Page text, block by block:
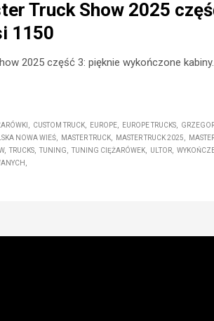
Truck Show 2025
1150
2025 część 3: pięknie wykończone
CUSTOM TRUCK EUROPE EUROPE TRUCKS
NOWA WIEŚ MASTER TRUCK MASTER TRUCK 2025
TRUCKS TUNING TUNING CIĘŻARÓWEK ULTOR